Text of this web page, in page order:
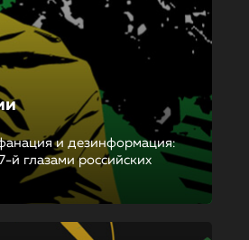
и дезинформация:
й глазами российских